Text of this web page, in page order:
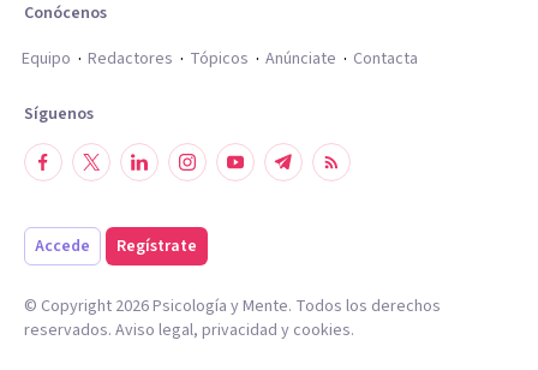
Conócenos
Equipo
Redactores Tópicos Anúnciate Contacta
Síguenos
Accede Regístrate
© Copyright 2026Psicología y Mente. Todos los derechos
reservados. Aviso legal, privacidad y cookies.